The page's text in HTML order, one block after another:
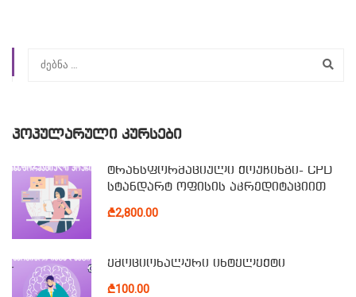
ᲞᲝᲞᲣᲚᲐᲠᲣᲚᲘ ᲙᲣᲠᲡᲔᲑᲘ
ტრანსფორმაციული ქოუჩინგი- CPD
სტანდარტ ოფისის აკრედიტაციით
₾2,800.00
ემოციონალური ინტელექტი
₾100.00